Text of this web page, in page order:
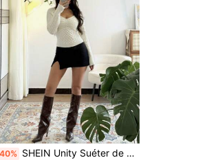
SHEIN Unity Suéter de mujer de ajuste ceñido con cuello en forma de corazón de unicolor, jersey de punto de otoño/invierno